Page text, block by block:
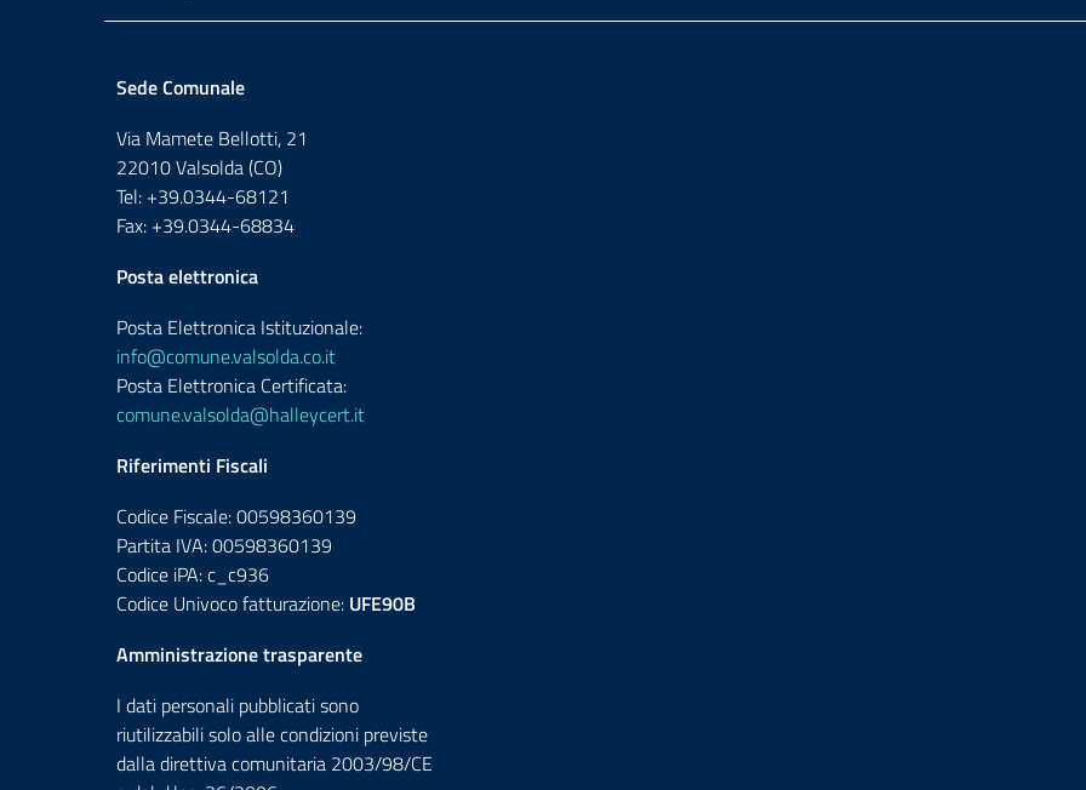
Sede Comunale
Via Mamete Bellotti, 21
22010 Valsolda (CO)
Tel: +39.0344-68121
Fax: +39.0344-68834
Posta elettronica
Posta Elettronica Istituzionale:
info@comune.valsolda.co.it
Posta Elettronica Certificata:
comune.valsolda@halleycert.it
Riferimenti Fiscali
Codice Fiscale: 00598360139
Partita IVA: 00598360139
Codice iPA: c_c936
Codice Univoco fatturazione: UFE90B
Amministrazione trasparente
I dati personali pubblicati sono
riutilizzabili solo alle condizioni previste
dalla direttiva comunitaria 2003/98/CE